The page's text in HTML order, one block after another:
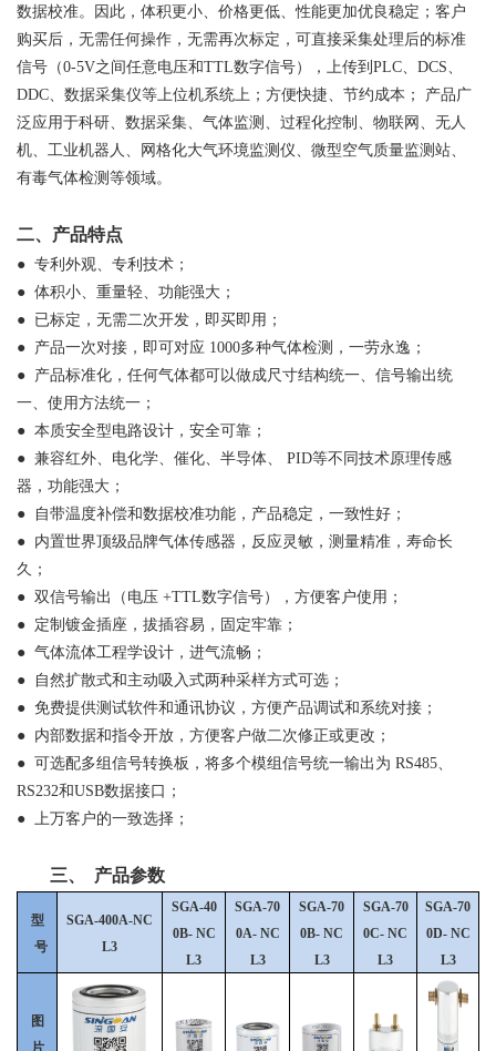
数据校准。因此，体积更小、价格更低、性能更加优良稳定；客户
购买后，无需任何操作，无需再次标定，可直接采集处理后的标准
信号（0-5V之间任意电压和TTL数字信号），上传到PLC、DCS、
DDC、数据采集仪等上位机系统上；方便快捷、节约成本；
产品广
泛应用于科研、数据采集、气体监测、过程化控制、物联网、无人
机、工业机器人、网格化大气环境监测仪、微型空气质量监测站、
有毒气体检测等领域。
二、产品特点
● 专利外观、专利技术；
● 体积小、重量轻、功能强大；
● 已标定，无需二次开发，即买即用；
● 产品一次对接，即可对应 1000多种气体检测，一劳永逸；
● 产品标准化，任何气体都可以做成尺寸结构统一、信号输出统
一、使用方法统一；
● 本质安全型电路设计，安全可靠；
● 兼容红外、电化学、催化、半导体、
PID等不同技术原理传感
器，功能强大；
●
自带温度补偿和数据校准功能，产品稳定，一致性好；
● 内置世界顶级品牌气体传感器，反应灵敏，测量精准，寿命长
久；
● 双信号输出（电压 +TTL数字信号），方便客户使用；
● 定制镀金插座，拔插容易，固定牢靠；
● 气体流体工程学设计，进气流畅；
●
自然扩散式和主动吸入式两种采样方式可选；
● 免费提供测试软件和通讯协议，方便产品调试和系统对接；
● 内部数据和指令开放，方便客户做二次修正或更改；
● 可选配多组信号转换板，将多个模组信号统一输出为 RS485、
RS232和USB数据接口；
● 上万客户的一致选择；
三、 产品参数
型
号
SGA-400A-NC
L3
SGA-40
0B- NC
L3
SGA-70
0A- NC
L3
SGA-70
0B- NC
L3
SGA-70
0C- NC
L3
SGA-70
0D- NC
L3
图